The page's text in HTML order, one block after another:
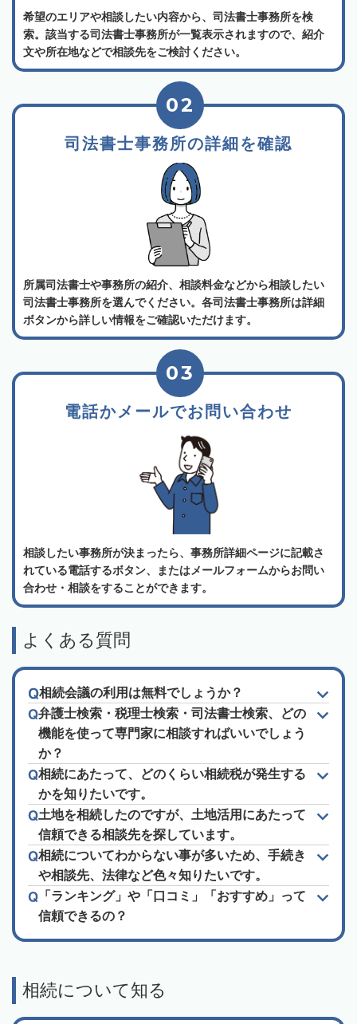
希望のエリアや相談したい内容から、司法書士事務所を検
索。該当する司法書士事務所が一覧表示されますので、紹介
文や所在地などで相談先をご検討ください。
司法書士事務所の詳細を確認
02
所属司法書士や事務所の紹介、相談料金などから相談したい
司法書士事務所を選んでください。各司法書士事務所は詳細
ボタンから詳しい情報をご確認いただけます。
電話かメールでお問い合わせ
03
相談したい事務所が決まったら、事務所詳細ページに記載さ
れている電話するボタン、またはメールフォームからお問い
合わせ・相談をすることができます。
よくある質問
相続会議の利用は無料でしょうか？
弁護士検索・税理士検索・司法書士検索、どの
機能を使って専門家に相談すればいいでしょう
か？
相続にあたって、どのくらい相続税が発生する
かを知りたいです。
土地を相続したのですが、土地活用にあたって
信頼できる相談先を探しています。
相続についてわからない事が多いため、手続き
や相談先、法律など色々知りたいです。
「ランキング」や「口コミ」「おすすめ」って
信頼できるの？
相続について知る